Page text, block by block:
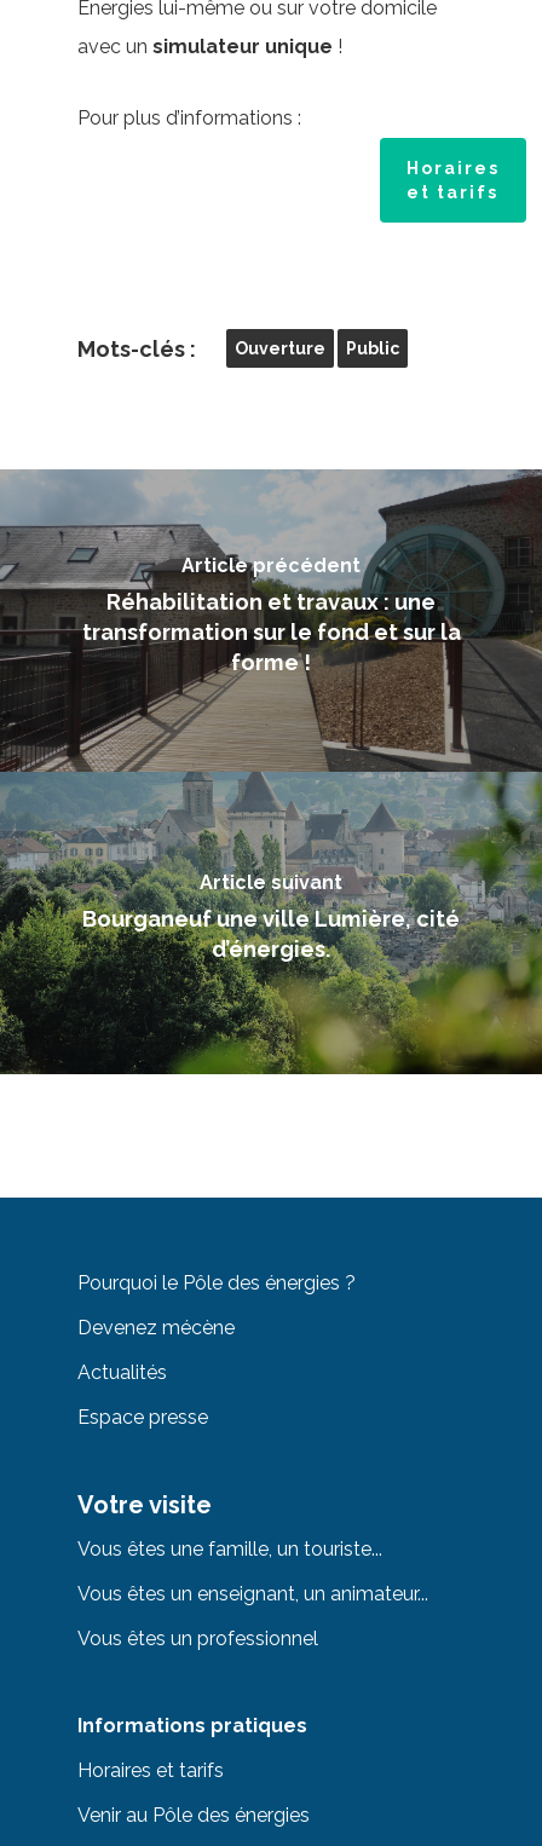
Énergies lui-même ou sur votre domicile
avec unsimulateur unique !
Pour plus d’informations :
Horaires
et tarifs
Mots-clés : Ouverture Public
Article précédent
Réhabilitation et travaux : une
transformation sur le fond et sur la
forme !
Article suivant
Bourganeuf une ville Lumière, cité
d’énergies.
Pourquoi le Pôle des énergies ?
Devenez mécène
Actualités
Espace presse
Votre visite
Vous êtes une famille, un touriste...
Vous êtes un enseignant, un animateur...
Vous êtes un professionnel
Informations pratiques
Horaires et tarifs
Venir au Pôle des énergies